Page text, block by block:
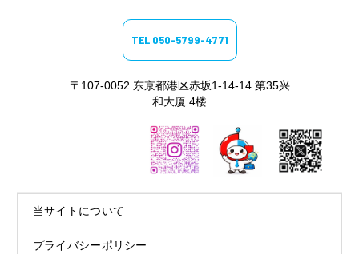
TEL 050-5799-4771
〒107-0052 东京都港区赤坂1-14-14 第35兴
和大厦 4楼
当サイトについて
プライバシーポリシー